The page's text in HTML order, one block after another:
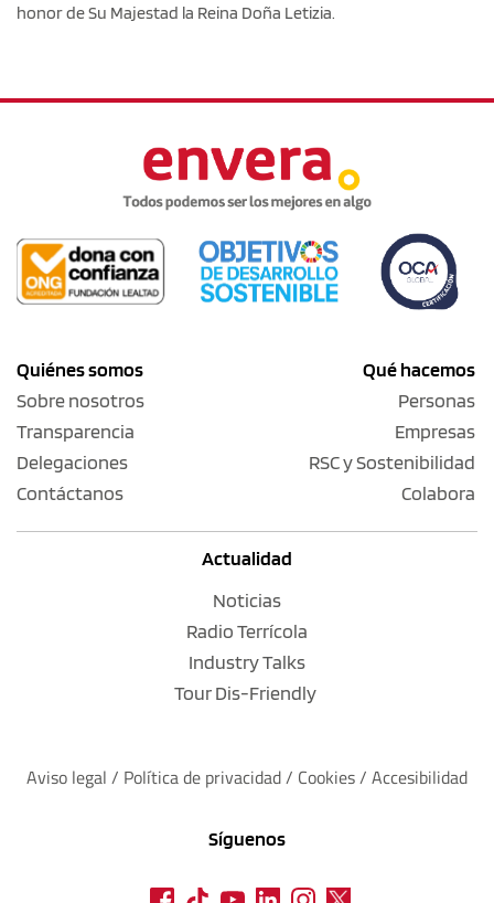
honor de Su Majestad la Reina Doña Letizia.
Quiénes somos
Sobre nosotros
Transparencia
Delegaciones
Contáctanos
Qué hacemos
Personas
Empresas
RSC y Sostenibilidad
Colabora
Actualidad
Noticias
Radio Terrícola
Industry Talks
Tour Dis-Friendly
Aviso legal / Política de privacidad / Cookies / Accesibilidad
Síguenos